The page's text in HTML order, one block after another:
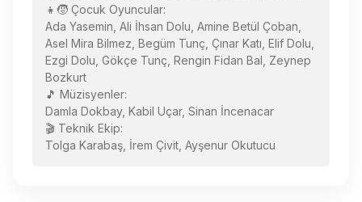
👧🧒 Çocuk Oyuncular:
Ada Yasemin, Ali İhsan Dolu, Amine Betül Çoban,
Asel Mira Bilmez, Begüm Tunç, Çınar Katı, Elif Dolu,
Ezgi Dolu, Gökçe Tunç, Rengin Fidan Bal, Zeynep
Bozkurt
🎵 Müzisyenler:
Damla Dokbay, Kabil Uçar, Sinan İncenacar
🎬 Teknik Ekip:
Tolga Karabaş, İrem Çivit, Ayşenur Okutucu